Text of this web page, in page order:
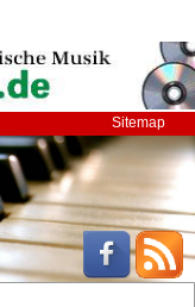
Sitemap